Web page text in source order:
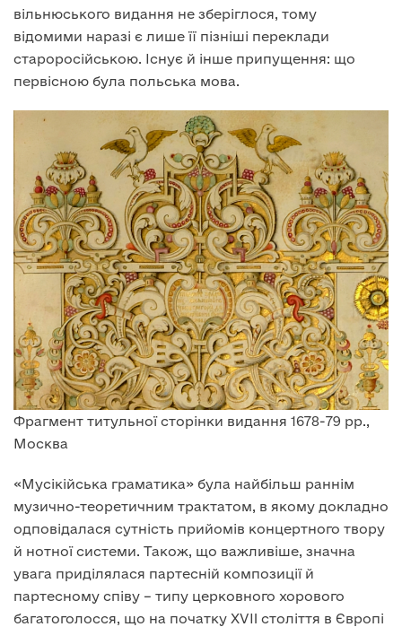
вільнюського видання не зберіглося, тому
відомими наразі є лише її пізніші переклади
староросійською. Існує й інше припущення: що
первісною була польська мова.
Фрагмент титульної сторінки видання 1678-79 рр.,
Москва
«Мусікійська граматика» була найбільш раннім
музично-теоретичним трактатом, в якому докладно
одповідалася сутність прийомів концертного твору
й нотної системи. Також, що важливіше, значна
увага приділялася партесній композиції й
партесному співу – типу церковного хорового
багатоголосся, що на початку XVII століття в Європі